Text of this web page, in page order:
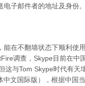
子邮件者的地址及身份
在不翻墙状态下顺利使
调查，Skype目前在中
这与Tom Skype时代有天
文国际版），根据中国